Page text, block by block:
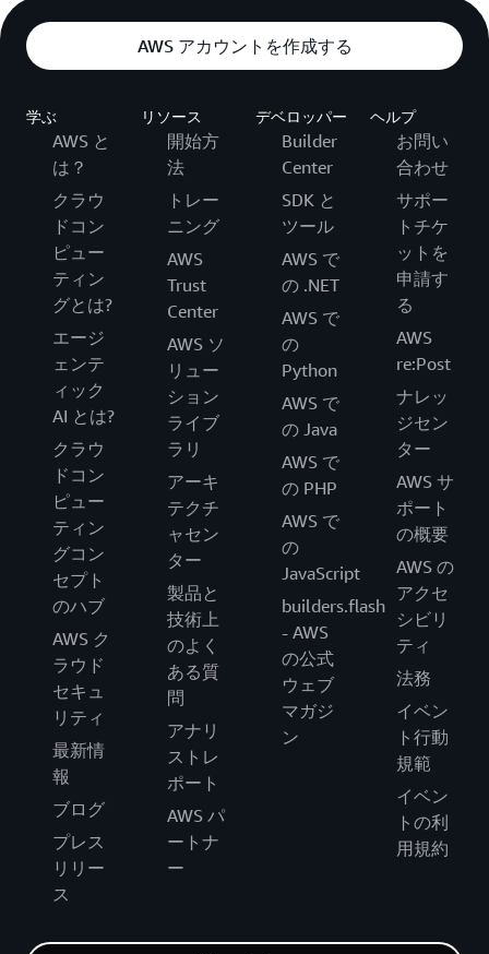
AWS アカウントを作成する
学ぶ
AWS と
は？
クラウ
ドコン
ピュー
ティン
グとは?
エージ
ェンテ
ィック
AI とは?
クラウ
ドコン
ピュー
ティン
グコン
セプト
のハブ
AWS ク
ラウド
セキュ
リティ
最新情
報
ブログ
プレス
リリー
ス
リソース
開始方
法
トレー
ニング
AWS
Trust
Center
AWS ソ
リュー
ション
ライブ
ラリ
アーキ
テクチ
ャセン
ター
製品と
技術上
のよく
ある質
問
アナリ
ストレ
ポート
AWS パ
ートナ
ー
デベロッパー
Builder
Center
SDK と
ツール
AWS で
の .NET
AWS で
の
Python
AWS で
の Java
AWS で
の PHP
AWS で
の
JavaScript
builders.flash
- AWS
の公式
ウェブ
マガジ
ン
ヘルプ
お問い
合わせ
サポー
トチケ
ットを
申請す
る
AWS
re:Post
ナレッ
ジセン
ター
AWS サ
ポート
の概要
AWS の
アクセ
シビリ
ティ
法務
イベン
ト行動
規範
イベン
トの利
用規約